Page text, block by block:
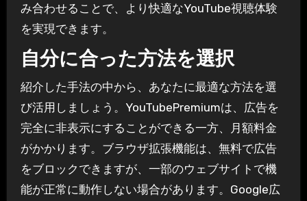
み合わせることで、より快適なYouTube視聴体験
を実現できます。
自分に合った方法を選択
紹介した手法の中から、あなたに最適な方法を選
び活用しましょう。YouTubePremiumは、広告を
完全に非表示にすることができる一方、月額料金
がかかります。ブラウザ拡張機能は、無料で広告
をブロックできますが、一部のウェブサイトで機
能が正常に動作しない場合があります。Google広